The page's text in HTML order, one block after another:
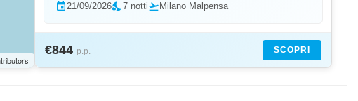
event21/09/2026nights_stay7 nottiflight_takeoff Milano Malpensa
€844 p.p. SCOPRI